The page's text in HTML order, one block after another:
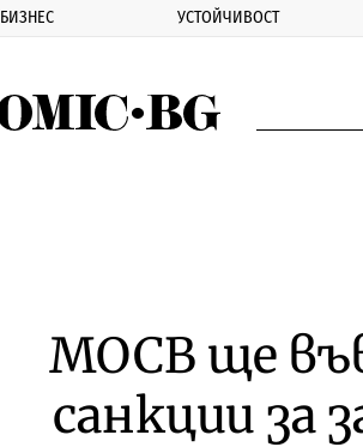
БИЗНЕС УСТОЙЧИВОСТ
МОСВ ще
санкции за